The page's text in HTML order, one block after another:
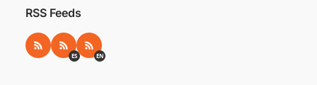
RSS Feeds
RSS RSS ES
ES RSS EN
EN